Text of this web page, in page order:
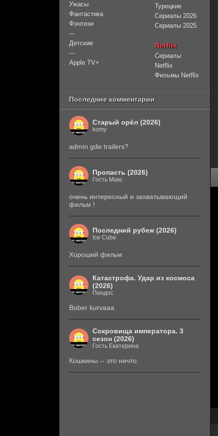
Ужасы
Фантастика
Фэнтези
—
Детские
—
Apple TV+
Турецкие
Сериалы 2026
Сериалы 2025
Netflix
Сериалы
Netflix
Фильмы Netflix
Последние комментарии
Старый орёл (2026)
komy
admin gde trailers?
Пропасть (2026)
Гость Макс
очень интересный и захватывающий
фильм !
Последний рубеж (2026)
Ice Cube
Хороший фильм
Катастрофа. Удар из космоса
(2026)
Пендос
Bober kurvaaa
Сокровища императора. 3
сезон (2026)
Гость Екатерина
Кошкины -- это нечто.